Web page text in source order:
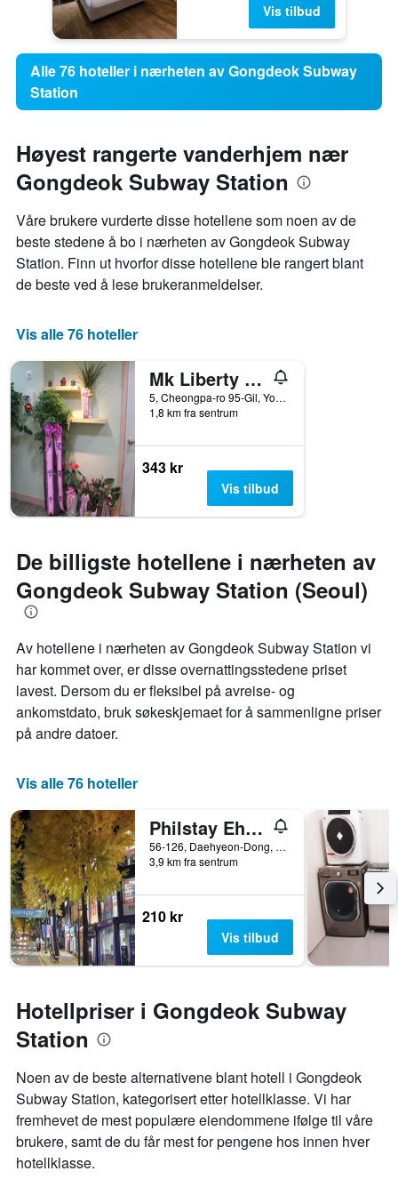
Vis tilbud
Alle 76 hoteller i nærheten av Gongdeok Subway
Station
Høyest rangerte vanderhjem nær
Gongdeok Subway Station
Våre brukere vurderte disse hotellene som noen av de
beste stedene å bo i nærheten av Gongdeok Subway
Station. Finn ut hvorfor disse hotellene ble rangert blant
de beste ved å lese brukeranmeldelser.
Vis alle 76 hoteller
Mk Liberty House
5, Cheongpa-ro 95-Gil, Yongsan-gu, Seoul, Sør-Korea
1,8 km fra sentrum
343 kr
Vis tilbud
De billigste hotellene i nærheten av
Gongdeok Subway Station (Seoul)
Av hotellene i nærheten av Gongdeok Subway Station vi
har kommet over, er disse overnattingsstedene priset
lavest. Dersom du er fleksibel på avreise- og
ankomstdato, bruk søkeskjemaet for å sammenligne priser
på andre datoer.
Vis alle 76 hoteller
Philstay Ehwa Boutique
56-126, Daehyeon-Dong, Seodaemun-gu, Seoul, Sør-Korea
3,9 km fra sentrum
210 kr
Vis tilbud
Hotellpriser i Gongdeok Subway
Station
Noen av de beste alternativene blant hotell i Gongdeok
Subway Station, kategorisert etter hotellklasse. Vi har
fremhevet de mest populære eiendommene ifølge til våre
brukere, samt de du får mest for pengene hos innen hver
hotellklasse.